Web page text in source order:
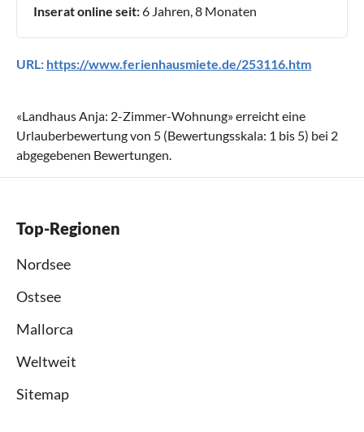
Inserat online seit:6 Jahren, 8 Monaten
URL: https://www.ferienhausmiete.de/253116.htm
«Landhaus Anja: 2-Zimmer-Wohnung» erreicht eine
Urlauberbewertung von 5 (Bewertungsskala: 1 bis 5) bei 2
abgegebenen Bewertungen.
Top-Regionen
Nordsee
Ostsee
Mallorca
Weltweit
Sitemap